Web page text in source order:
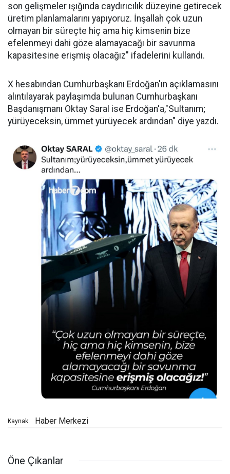
son gelişmeler ışığında caydırıcılık düzeyine getirecek
üretim planlamalarını yapıyoruz. İnşallah çok uzun
olmayan bir süreçte hiç ama hiç kimsenin bize
efelenmeyi dahi göze alamayacağı bir savunma
kapasitesine erişmiş olacağız" ifadelerini kullandı.
X hesabından Cumhurbaşkanı Erdoğan'ın açıklamasını
alıntılayarak paylaşımda bulunan Cumhurbaşkanı
Başdanışmanı Oktay Saral ise Erdoğan'a,"Sultanım;
yürüyeceksin, ümmet yürüyecek ardından" diye yazdı.
Kaynak: Haber Merkezi
Öne Çıkanlar